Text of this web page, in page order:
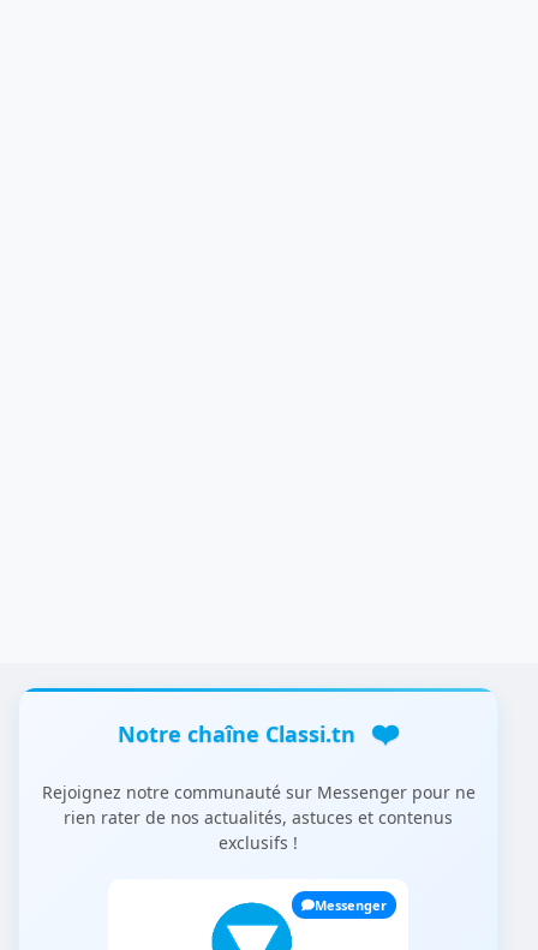
Notre chaîne Classi.tn ❤️
Rejoignez notre communauté sur Messenger pour ne
rien rater de nos actualités, astuces et contenus
exclusifs !
Messenger